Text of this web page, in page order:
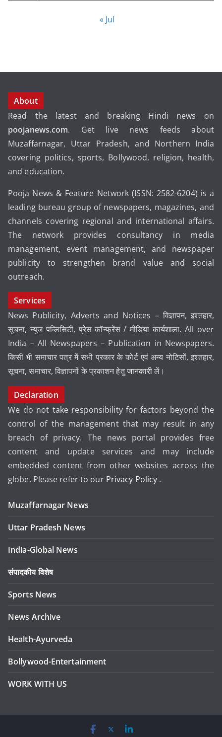
« Jul
About
Read the latest and breaking Hindi news on
poojanews.com. Get live news feeds about
Muzaffarnagar, Uttar Pradesh, and Northern India
covering politics, sports, Bollywood, religion, health,
and education.
Pooja News & Feature Network (ISSN: 2582-6204) is a
leading bureau group of newspapers, magazines, and
channels covering regional and international affairs.
The network provides consultancy in media
management, event management, and newspaper
publicity to strengthen brand value and social
outreach.
Services
News Publicity, Adverts and Notices – विज्ञापन, इश्तहार,
सूचना, न्यूज पब्लिसिटी, प्रेस कॉन्फ्रेंस / मीडिया कार्यशाला. All over
India – All Newspapers – Publication in Newspapers.
किसी भी समाचार पत्र में सभी प्रकार के कोर्ट एवं अन्य नोटिसों, इश्तहार,
सूचना, समाचार, विज्ञापनों के प्रकाशन हेतुजानकारीलें।
Declaration
We do not take responsibility for factors beyond the
control of the management that may result in any
breach of privacy. The news portal provides free
content and update services and may include
embedded content from other websites across the
globe. Please refer to our Privacy Policy .
Muzaffarnagar News
Uttar Pradesh News
India-Global News
संपादकीय विशेष
Sports News
News Archive
Health-Ayurveda
Bollywood-Entertainment
WORK WITH US